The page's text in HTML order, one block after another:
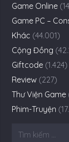
Game Online
Game PC –
Khác (44.001)
Cộng Đồng
Giftcode (1.424)
Review (227)
Thư Viện Game
Phim-Truyện
Tìm